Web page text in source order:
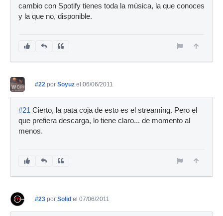
cambio con Spotify tienes toda la música, la que conoces
y la que no, disponible.
#22 por Soyuz el 06/06/2011
#21 Cierto, la pata coja de esto es el streaming. Pero el
que prefiera descarga, lo tiene claro... de momento al
menos.
#23 por Solid el 07/06/2011